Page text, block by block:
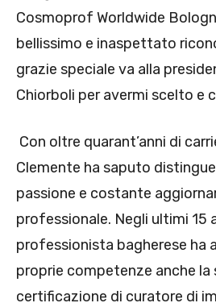
Cosmoprof Worldwide
bellissimo e inaspettato
grazie speciale va alla
Chiorboli per avermi scelto e
Con oltre quarant’anni di
Clemente ha saputo
passione e costante
professionale. Negli ultimi 15
professionista bagherese ha
proprie competenze anche la
certificazione di curatore di